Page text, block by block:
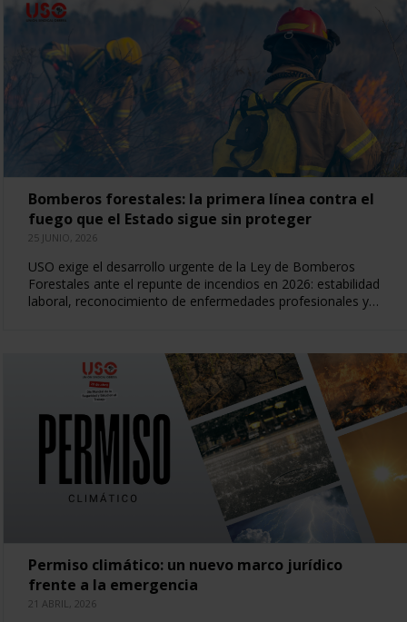
Bomberos forestales: la primera línea contra el
fuego que el Estado sigue sin proteger
25 JUNIO, 2026
USO exige el desarrollo urgente de la Ley de Bomberos
Forestales ante el repunte de incendios en 2026: estabilidad
laboral, reconocimiento de enfermedades profesionales y…
Permiso climático: un nuevo marco jurídico
frente a la emergencia
21 ABRIL, 2026